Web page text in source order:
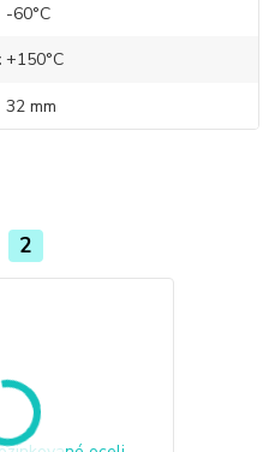
-60°C
+150°C
32 mm
2